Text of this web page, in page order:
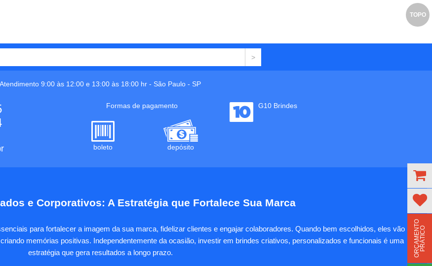
TOPO
Atendimento 9:00 às 12:00 e 13:00 às 18:00 hr - São Paulo - SP
Formas de pagamento
boleto depósito
G10 Brindes
e Corporativos: A Estratégia que Fortalece Sua Marca
para fortalecer a imagem da sua marca, fidelizar clientes e engajar colaboradores. Quando bem escolhidos, eles vão
memórias positivas. Independentemente da ocasião, investir em brindes criativos, personalizados e funcionais é uma
estratégia que gera resultados a longo prazo.
O
R
Ç
A
M
E
N
T
O
P
R
Á
T
I
CO